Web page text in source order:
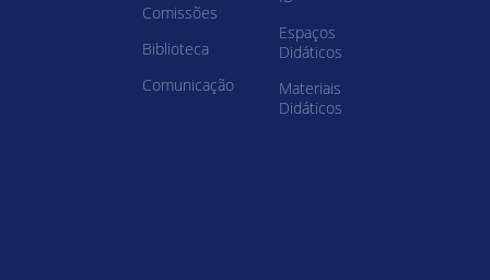
Comissões
Biblioteca
Comunicação
Espaços
Didáticos
Materiais
Didáticos